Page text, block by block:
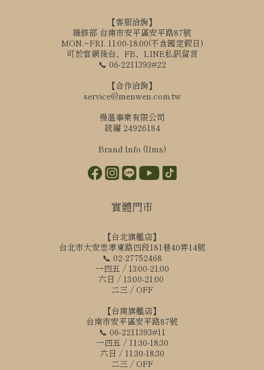
【客服洽詢】
維修部 台南市安平區安平路87號
MON.~FRI. 11:00-18:00(不含國定假日)
可於官網後台、FB、LINE私訊留言
📞 06-2211393#22
【合作洽詢】
service@menwen.com.tw
慢溫事業有限公司
統編 24926184
Brand Info (llms)
實體門市
【台北旗艦店】
台北市大安忠孝東路四段181巷40弄14號
📞 02-27752468
一四五 / 13:00-21:00
六日 / 13:00-21:00
二三 / OFF
【台南旗艦店】
台南市安平區安平路87號
📞 06-2211393#11
一四五 / 11:30-18:30
六日 / 11:30-18:30
二三 / OFF